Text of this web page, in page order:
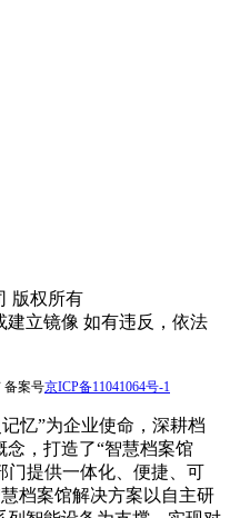
版权所有
建立镜像 如有违反，依法
备案号京ICP备11041064号-1
忆”为企业使命，深耕档
，打造了“智慧档案馆
门提供一体化、便捷、可
档案馆解决方案以自主研